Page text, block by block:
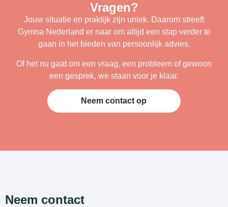
Vragen?
Jouw situatie en praktijk zijn uniek. Daarom streeft
Gymna Nederland er naar om altijd een stap verder te
gaan in het bieden van persoonlijk advies.
Of het nu gaat om een vraag, een probleem of gewoon
een gesprek, we staan voor je klaar.
Neem contact op
Neem contact